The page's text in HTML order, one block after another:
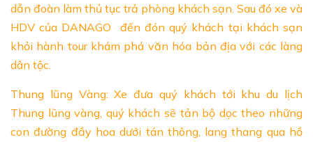
dẫn đoàn làm thủ tục trả phòng khách sạn. Sau đó xe và
HDV của DANAGO đến đón quý khách tại khách sạn
khỏi hành tour khám phá văn hóa bản địa với các làng
dân tộc.
Thung lũng Vàng: Xe đưa quý khách tới khu du lịch
Thung lũng vàng, quý khách sẽ tản bộ dọc theo những
con đường đầy hoa dưới tán thông, lang thang qua hồ